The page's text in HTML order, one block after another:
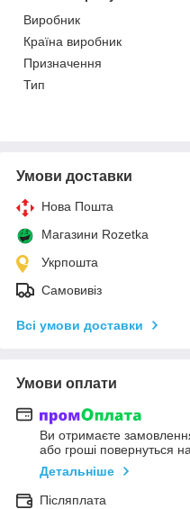
Виробник
Країна виробник
Призначення
Тип
Умови доставки
Нова Пошта
Магазини Rozetka
Укрпошта
Самовивіз
Всі умови доставки
Умови оплати
Ви отримаєте
або гроші повернуться
Детальніше
Післяплата